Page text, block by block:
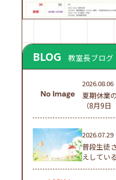
BLOG 教室長ブログ
2026.08.06
夏期休業
（8月9日
日（日）
2026.07.29
普段生徒
えしてい
休み編①